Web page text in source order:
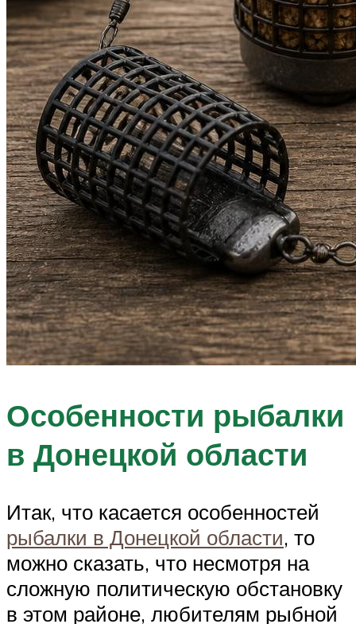
Особенности рыбалки
в Донецкой области
Итак, что касается особенностей
рыбалки в Донецкой области, то
можно сказать, что несмотря на
сложную политическую обстановку
в этом районе, любителям рыбной